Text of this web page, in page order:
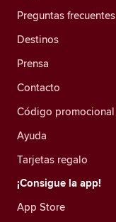
Preguntas frecuentes
Destinos
Prensa
Contacto
Código promocional
Ayuda
Tarjetas regalo
¡Consigue la app!
App Store